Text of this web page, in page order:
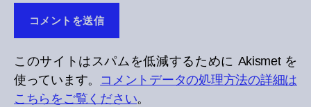
このサイトはスパムを低減するために Akismet を
使っています。 コメントデータの処理方法の詳細は
こちらをご覧ください。